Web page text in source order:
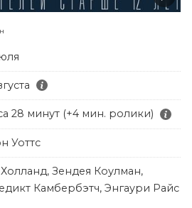
28 минут (+4 мин. ролики)
Уоттс
Зендея Коулман,
Камбербэтч, Энгаури Райс